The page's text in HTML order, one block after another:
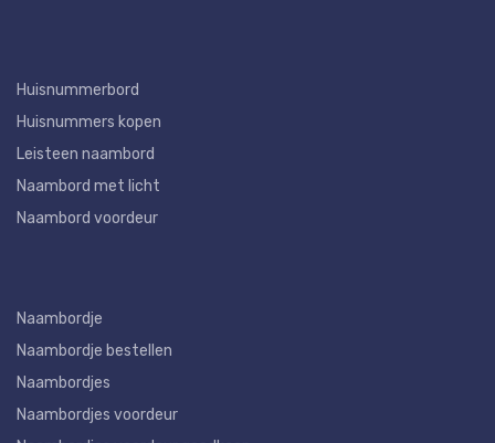
Huisnummerbord
Huisnummers kopen
Leisteen naambord
Naambord met licht
Naambord voordeur
Naambordje
Naambordje bestellen
Naambordjes
Naambordjes voordeur